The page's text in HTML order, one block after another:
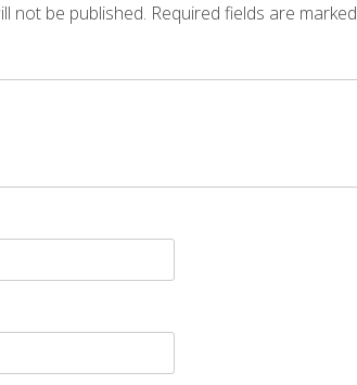
not be published. Required fields are marked